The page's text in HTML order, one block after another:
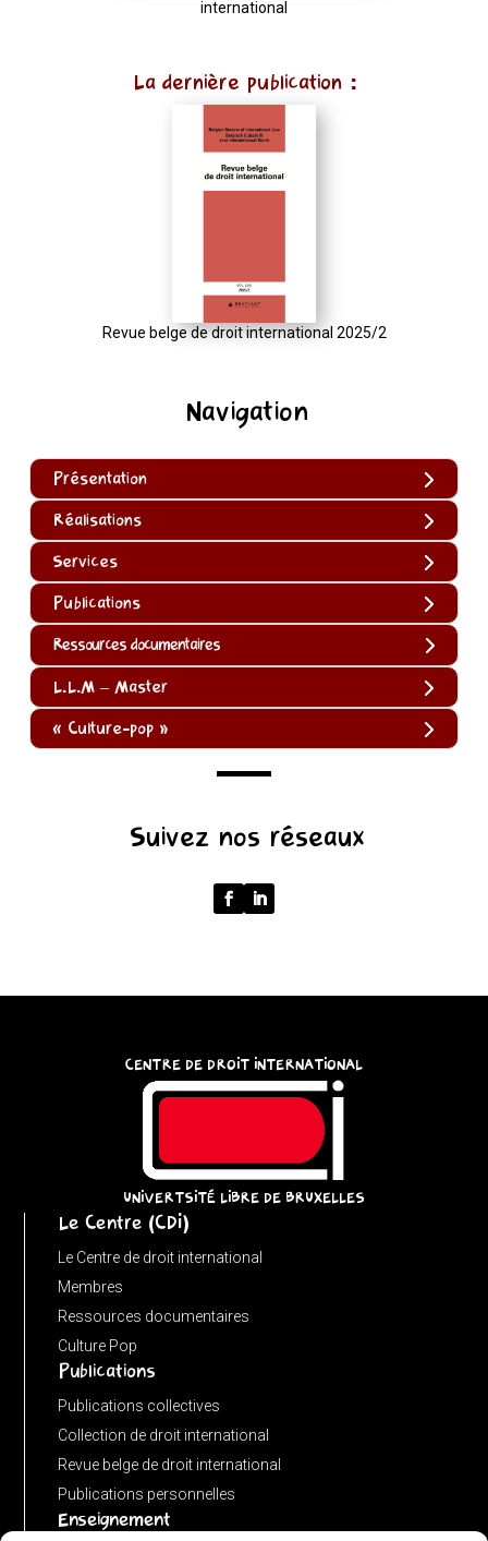
Navigation
Présentation
Réalisations
Services
Publications
Ressources documentaires
L.L.M – Master
« Culture-pop »
input
URL(input,
window.location.href);
u.pathname.toLowerCase().replace(/\/+$/,
Suivez nos réseaux
international
La dernière publication :
Revue belge de droit international 2025/2
CENTRE DE DROIT INTERNATIONAL
UNIVERTSITÉ LIBRE DE BRUXELLES
Le Centre (CDI)
Le Centre de droit international
Membres
Ressources documentaires
Culture Pop
Publications
Publications collectives
Collection de droit international
Revue belge de droit international
Publications personnelles
Enseignement